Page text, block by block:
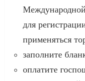
для
применяться
заполните
оплатите